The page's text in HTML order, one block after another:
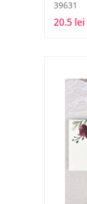
39631
20.5 lei